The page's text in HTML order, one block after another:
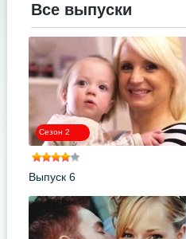
Все выпуски
Сезон 2
Выпуск 6